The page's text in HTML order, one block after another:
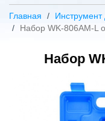
Главная
Набор WK-806AM-L
Набор